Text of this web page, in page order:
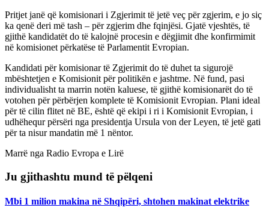
Pritjet janë që komisionari i Zgjerimit të jetë veç për zgjerim, e jo siç
ka qenë deri më tash – për zgjerim dhe fqinjësi. Gjatë vjeshtës, të
gjithë kandidatët do të kalojnë procesin e dëgjimit dhe konfirmimit
në komisionet përkatëse të Parlamentit Evropian.
Kandidati për komisionar të Zgjerimit do të duhet ta sigurojë
mbështetjen e Komisionit për politikën e jashtme. Në fund, pasi
individualisht ta marrin notën kaluese, të gjithë komisionarët do të
votohen për përbërjen komplete të Komisionit Evropian. Plani ideal
për të cilin flitet në BE, është që ekipi i ri i Komisionit Evropian, i
udhëhequr përsëri nga presidentja Ursula von der Leyen, të jetë gati
për ta nisur mandatin më 1 nëntor.
Marrë nga Radio Evropa e Lirë
Ju gjithashtu mund të pëlqeni
Mbi 1 milion makina në Shqipëri, shtohen makinat elektrike